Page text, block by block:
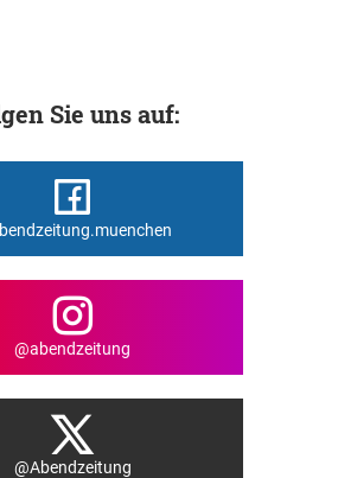
Sie uns auf:
@abendzeitung
@Abendzeitung